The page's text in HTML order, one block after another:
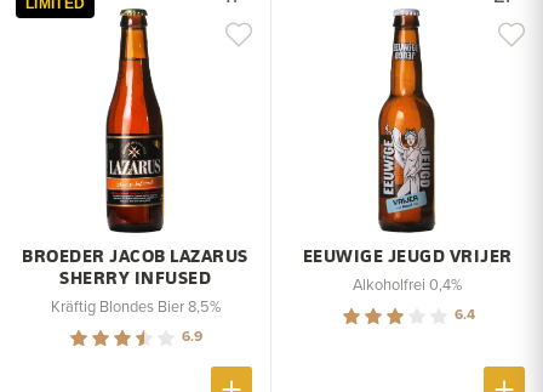
LIMITED
BROEDER JACOB LAZARUS
SHERRY INFUSED
Kräftig Blondes Bier 8,5%
6.9
EEUWIGE JEUGD VRIJER
Alkoholfrei 0,4%
6.4